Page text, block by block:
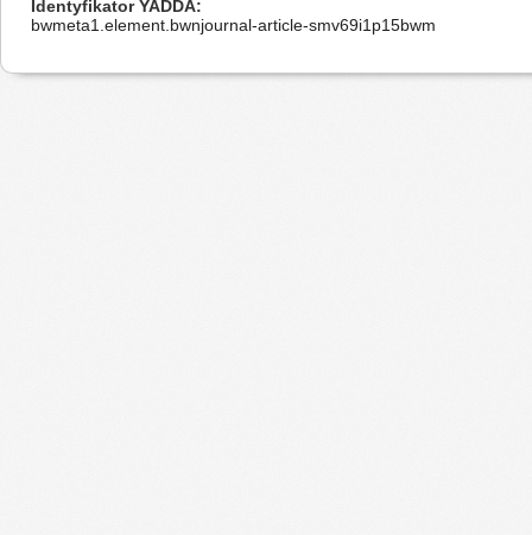
Identyfikator YADDA
bwmeta1.element.bwnjournal-article-smv69i1p15bwm